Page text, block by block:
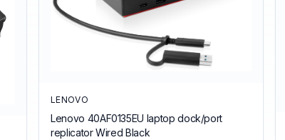
LENOVO
Lenovo 40AF0135EU laptop dock/port
replicator Wired Black